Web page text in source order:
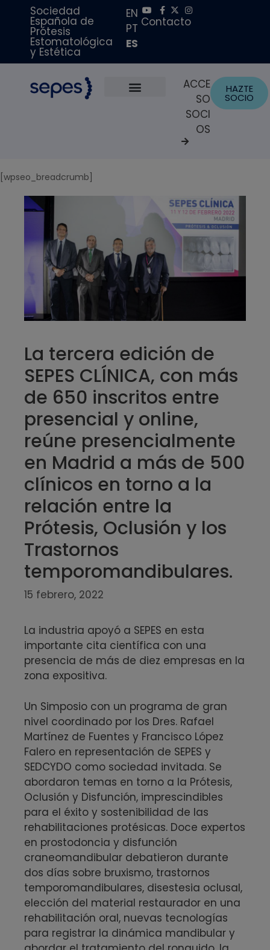
Sociedad
Española de
Prótesis
Estomatológica
y Estética
EN
PT
ES
Contacto
ACCE
SO
SOCI
OS
HAZTE
SOCIO
[wpseo_breadcrumb]
La tercera edición de
SEPES CLÍNICA, con más
de 650 inscritos entre
presencial y online,
reúne presencialmente
en Madrid a más de 500
clínicos en torno a la
relación entre la
Prótesis, Oclusión y los
Trastornos
temporomandibulares.
15 febrero, 2022
La industria apoyó a SEPES en esta
importante cita científica con una
presencia de más de diez empresas en la
zona expositiva.
Un Simposio con un programa de gran
nivel coordinado por los Dres. Rafael
Martínez de Fuentes y Francisco López
Falero en representación de SEPES y
SEDCYDO como sociedad invitada. Se
abordaron temas en torno a la Prótesis,
Oclusión y Disfunción, imprescindibles
para el éxito y sostenibilidad de las
rehabilitaciones protésicas. Doce expertos
en prostodoncia y disfunción
craneomandibular debatieron durante
dos días sobre bruxismo, trastornos
temporomandibulares, disestesia oclusal,
elección del material restaurador en una
rehabilitación oral, nuevas tecnologías
para registrar la dinámica mandibular y